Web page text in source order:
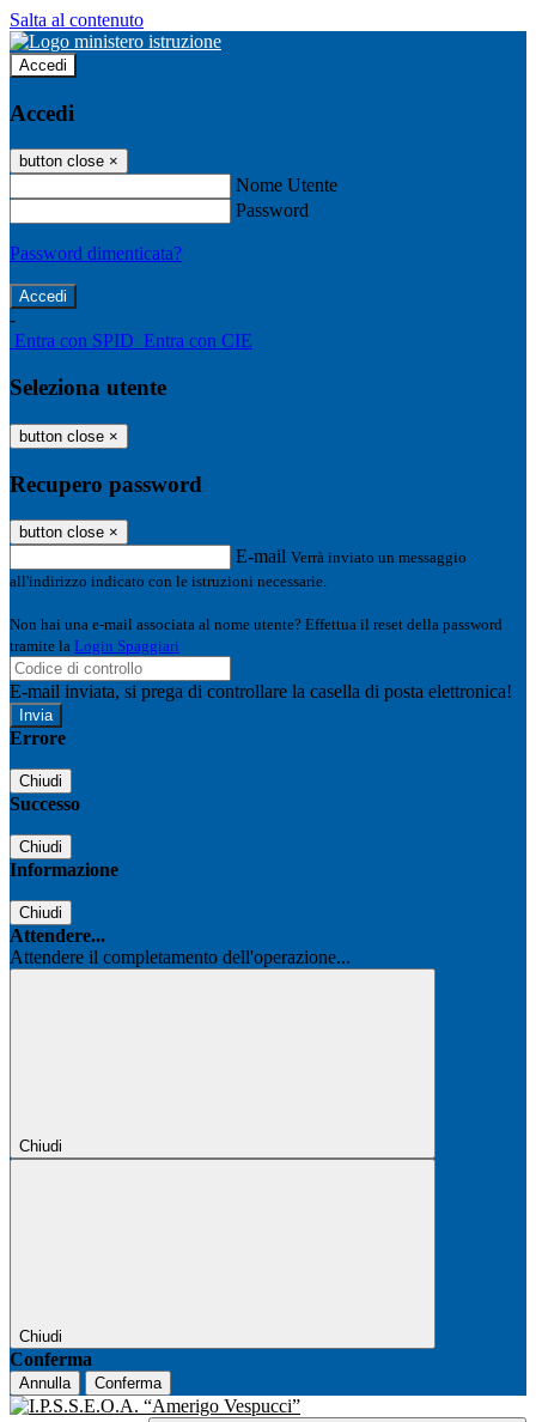
Salta al contenuto
Accedi
Accedi
button close ×
Nome Utente
Password
Password dimenticata?
-
Entra con SPID Entra con CIE
Seleziona utente
button close ×
Recupero password
button close ×
E-mail Verrà inviato un messaggio
all'indirizzo indicato con le istruzioni necessarie.
Non hai una e-mail associata al nome utente? Effettua il reset della password
tramite la Login Spaggiari
E-mail inviata, si prega di controllare la casella di posta elettronica!
Errore
Chiudi
Successo
Chiudi
Informazione
Chiudi
Attendere...
Attendere il completamento dell'operazione...
Chiudi
Chiudi
Conferma
Annulla Conferma